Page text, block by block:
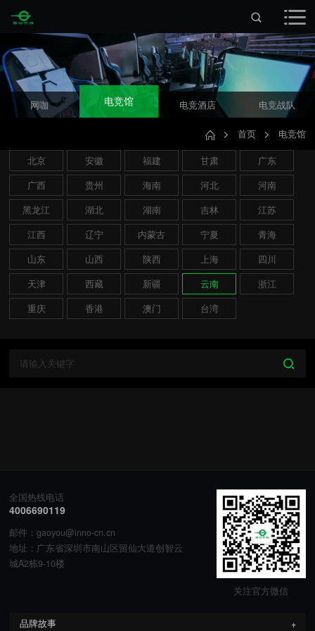
网咖 电竞馆 电竞酒店 电竞战队
首页 电竞馆
北京 安徽 福建 甘肃
广东
广西
贵州 海南 河北
河南
黑龙江
湖北 湖南 吉林
江苏
江西
辽宁 内蒙古 宁夏
青海
山东
山西 陕西 上海
四川
天津
西藏 新疆 云南
浙江
重庆
香港 澳门 台湾
全国热线电话
4006690119
邮件：gaoyou@inno-cn.cn
地址：广东省深圳市南山区留仙大道创智云
城A2栋9-10楼
关注官方微信
品牌故事